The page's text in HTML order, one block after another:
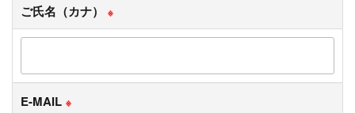
ご氏名（カナ） ※
E-MAIL ※